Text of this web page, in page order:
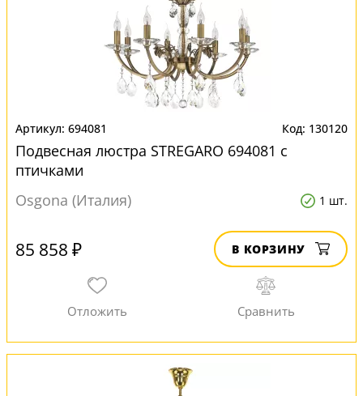
694081 130120
Подвесная люстра STREGARO 694081 с
птичками
Osgona (Италия)
1 шт.
85 858 ₽ В КОРЗИНУ